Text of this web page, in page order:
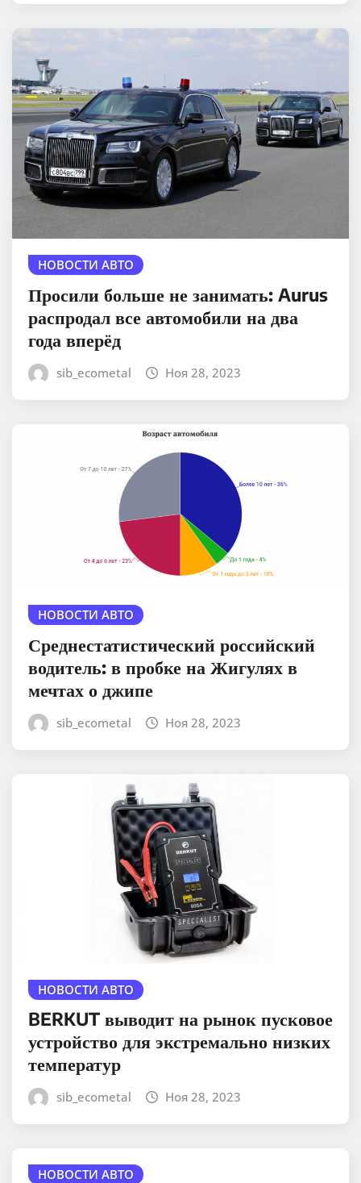
НОВОСТИ АВТО
Просили больше не занимать: Aurus
распродал все автомобили на два
года вперёд
sib_ecometal Ноя 28, 2023
НОВОСТИ АВТО
Среднестатистический российский
водитель: в пробке на Жигулях в
мечтах о джипе
sib_ecometal Ноя 28, 2023
НОВОСТИ АВТО
BERKUT выводит на рынок пусковое
устройство для экстремально низких
температур
sib_ecometal Ноя 28, 2023
НОВОСТИ АВТО